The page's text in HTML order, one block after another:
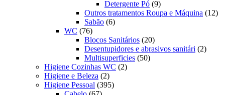
Detergente Pó 99
produtos
Outros tratamentos Roupa e Máquina 1212
Sabão 66
WC 7676
produtos
Blocos Sanitários 2020
produtos
Desentupidores e abrasivos sanitári 22
Multisuperficies 5050
Higiene Cozinhas WC 22
Higiene e Beleza 22
produtos
Higiene Pessoal 395395